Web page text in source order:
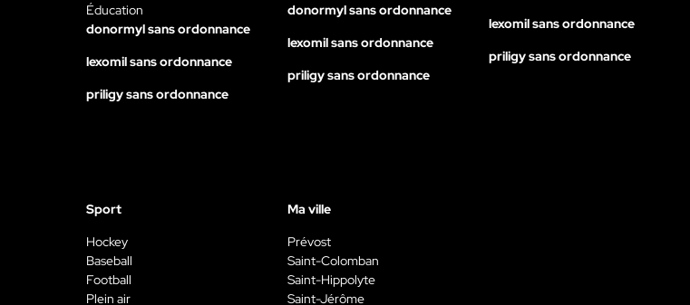
Éducation
donormyl sans ordonnance
lexomil sans ordonnance
priligy sans ordonnance
donormyl sans ordonnance
lexomil sans ordonnance
priligy sans ordonnance
lexomil sans ordonnance
priligy sans ordonnance
Sport
Hockey
Baseball
Football
Plein air
Ma ville
Prévost
Saint-Colomban
Saint-Hippolyte
Saint-Jérôme